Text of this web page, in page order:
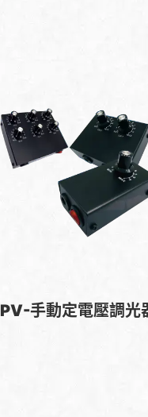
PV-手動定電壓調光